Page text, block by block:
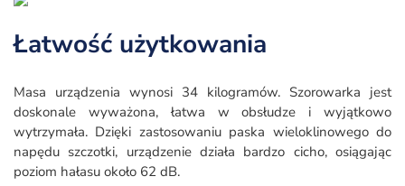
Łatwość użytkowania
Masa urządzenia wynosi 34 kilogramów. Szorowarka jest
doskonale wyważona, łatwa w obsłudze i wyjątkowo
wytrzymała. Dzięki zastosowaniu paska wieloklinowego do
napędu szczotki, urządzenie działa bardzo cicho, osiągając
poziom hałasu około 62 dB.